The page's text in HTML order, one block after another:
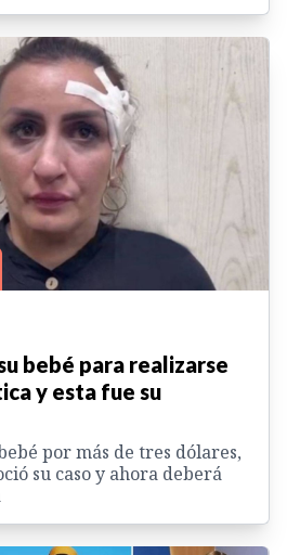
bebé para realizarse
y esta fue su
por más de tres dólares,
su caso y ahora deberá